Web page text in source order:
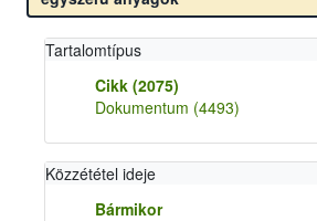
Tartalomtípus
Cikk (2075)
Dokumentum (4493)
Közzététel ideje
Bármikor